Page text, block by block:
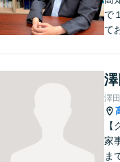
で
て
澤
家
ま